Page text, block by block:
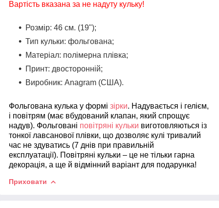
Вартість вказана за не надуту кульку!
Розмір: 46 см. (19");
Тип кульки: фольгована;
Матеріал: полімерна плівка;
Принт: двосторонній;
Виробник: Anagram (США).
Фольгована кулька у формі зірки. Надувається і гелієм,
і повітрям (має вбудований клапан, який спрощує
надув). Фольговані повітряні кульки виготовляються із
тонкої лавсанової плівки, що дозволяє кулі тривалий
час не здуватись (7 днів при правильній
експлуатації). Повітряні кульки – це не тільки гарна
декорація, а ще й відмінний варіант для подарунка!
Приховати